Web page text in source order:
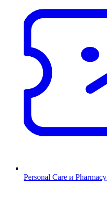
Personal Care и Pharmacy